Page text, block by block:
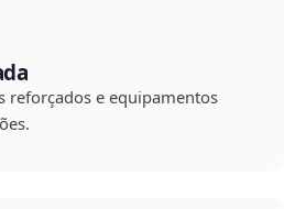
reforçados e equipamentos